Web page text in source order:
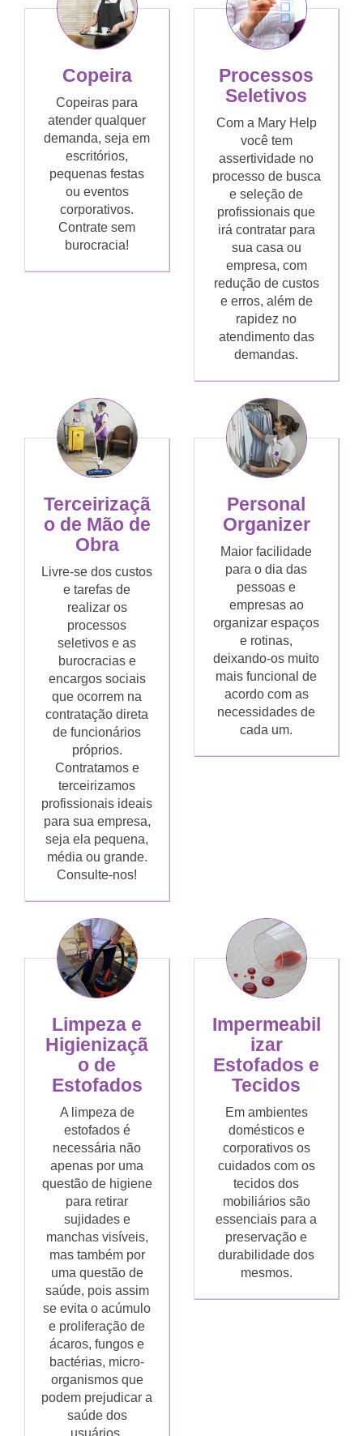
Copeira
Copeiras para
atender qualquer
demanda, seja em
escritórios,
pequenas festas
ou eventos
corporativos.
Contrate sem
burocracia!
Processos
Seletivos
Com a Mary Help
você tem
assertividade no
processo de busca
e seleção de
profissionais que
irá contratar para
sua casa ou
empresa, com
redução de custos
e erros, além de
rapidez no
atendimento das
demandas.
Terceirizaçã
o de Mão de
Obra
Livre-se dos custos
e tarefas de
realizar os
processos
seletivos e as
burocracias e
encargos sociais
que ocorrem na
contratação direta
de funcionários
próprios.
Contratamos e
terceirizamos
profissionais ideais
para sua empresa,
seja ela pequena,
média ou grande.
Consulte-nos!
Personal
Organizer
Maior facilidade
para o dia das
pessoas e
empresas ao
organizar espaços
e rotinas,
deixando-os muito
mais funcional de
acordo com as
necessidades de
cada um.
Limpeza e
Higienizaçã
o de
Estofados
A limpeza de
estofados é
necessária não
apenas por uma
questão de higiene
para retirar
sujidades e
manchas visíveis,
mas também por
uma questão de
saúde, pois assim
se evita o acúmulo
e proliferação de
ácaros, fungos e
bactérias, micro-
organismos que
podem prejudicar a
saúde dos
Impermeabil
izar
Estofados e
Tecidos
Em ambientes
domésticos e
corporativos os
cuidados com os
tecidos dos
mobiliários são
essenciais para a
preservação e
durabilidade dos
mesmos.